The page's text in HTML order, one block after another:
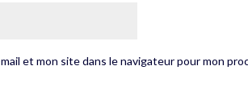
et mon site dans le navigateur pour mon